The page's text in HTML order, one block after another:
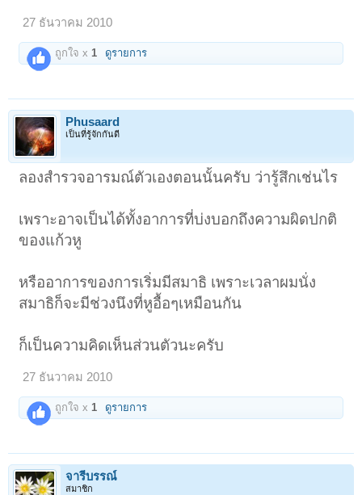
27 ธันวาคม 2010
ถูกใจ x 1 ดูรายการ
Phusaard
เป็นที่รู้จักกันดี
ลองสำรวจอารมณ์ตัวเองตอนนั้นครับ ว่ารู้สึกเช่นไร
เพราะอาจเป็นได้ทั้งอาการที่บ่งบอกถึงความผิดปกติ
ของแก้วหู
หรืออาการของการเริ่มมีสมาธิ เพราะเวลาผมนั่ง
สมาธิก็จะมีช่วงนึงที่หูอื้อๆเหมือนกัน
ก็เป็นความคิดเห็นส่วนตัวนะครับ
27 ธันวาคม 2010
ถูกใจ x 1 ดูรายการ
จารีบรรณ์
สมาชิก